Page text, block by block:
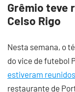
Grêmio teve
Celso Rigo
Nesta semana, o
do vice de futebol
estiveram
restaurante de